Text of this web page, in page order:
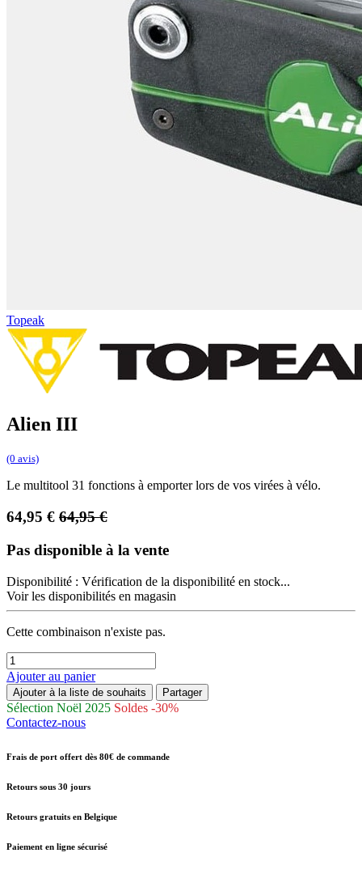
Topeak
Alien III
(0 avis)
Le multitool 31 fonctions à emporter lors de vos virées à vélo.
64,95 € 64,95€
Pas disponible à la vente
Disponibilité : Vérification de la disponibilité en stock...
Voir les disponibilités en magasin
Cette combinaison n'existe pas.
Ajouter au panier
Ajouter à la liste de souhaits Partager
Sélection Noël 2025 Soldes -30%
Contactez-nous
Frais de port offert dès 80€ de commande
Retours sous 30 jours
Retours gratuits en Belgique
Paiement en ligne sécurisé